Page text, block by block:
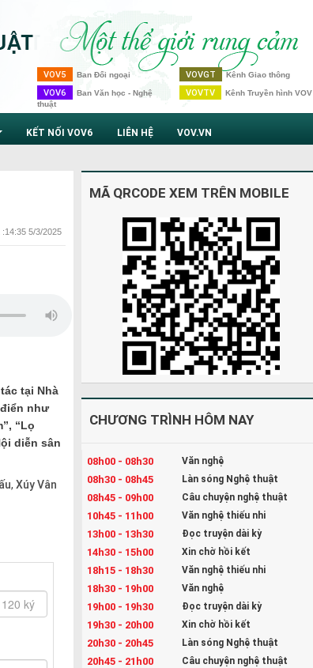
VOV5 Ban Đối ngoại
VOV6 Ban Văn học - Nghệ
thuật
VOVGT Kênh Giao thông
VOVTV Kênh Truyền hình VOV
KẾT NỐI VOV6 LIÊN HỆ VOV.VN
:14:35 5/3/2025
tại Nhà
như
“Lọ
diễn sân
, Xúy Vân
MÃ QRCODE XEM TRÊN MOBILE
CHƯƠNG TRÌNH HÔM NAY
08h00 - 08h30 Văn nghệ
08h30 - 08h45 Làn sóng Nghệ thuật
08h45 - 09h00 Câu chuyện nghệ thuật
10h45 - 11h00 Văn nghệ thiếu nhi
13h00 - 13h30 Đọc truyện dài kỳ
14h30 - 15h00 Xin chờ hồi kết
18h15 - 18h30 Văn nghệ thiếu nhi
18h30 - 19h00 Văn nghệ
19h00 - 19h30 Đọc truyện dài kỳ
19h30 - 20h00 Xin chờ hồi kết
20h30 - 20h45 Làn sóng Nghệ thuật
20h45 - 21h00 Câu chuyện nghệ thuật